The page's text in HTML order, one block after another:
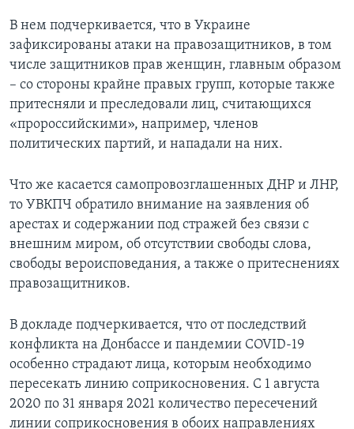
В нем подчеркивается, что в Украине
зафиксированы атаки на правозащитников, в том
числе защитников прав женщин, главным образом
– со стороны крайне правых групп, которые также
притесняли и преследовали лиц, считающихся
«пророссийскими», например, членов
политических партий, и нападали на них.
Что же касается самопровозглашенных ДНР и ЛНР,
то УВКПЧ обратило внимание на заявления об
арестах и содержании под стражей без связи с
внешним миром, об отсутствии свободы слова,
свободы вероисповедания, а также о притеснениях
правозащитников.
В докладе подчеркивается, что от последствий
конфликта на Донбассе и пандемии COVID-19
особенно страдают лица, которым необходимо
пересекать линию соприкосновения. С 1 августа
2020 по 31 января 2021 количество пересечений
линии соприкосновения в обоих направлениях